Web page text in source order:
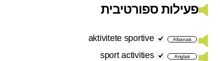
פעילות ספורטיבית
Albanais
aktivitete sportive
Anglais
sport activities